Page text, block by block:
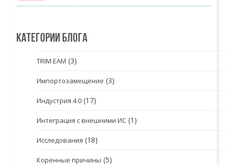
Категории блога
TRIM EAM (3)
Импортозамещение (3)
Индустрия 4.0 (17)
Интеграция с внешними ИС (1)
Исследования (18)
Коренные причины (5)